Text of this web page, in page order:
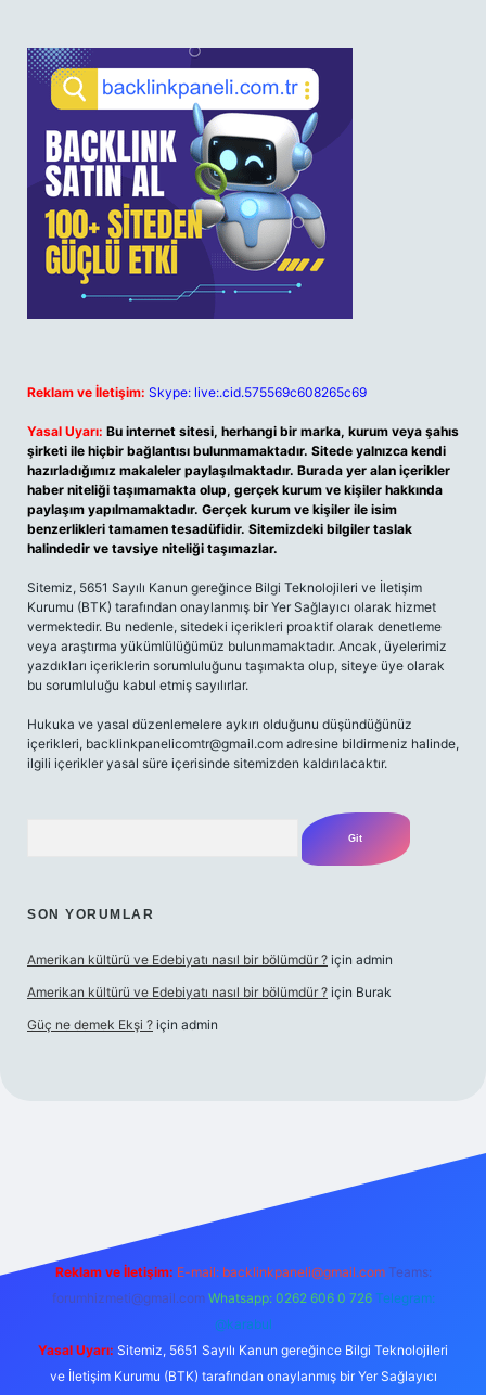
Reklam ve İletişim: Skype: live:.cid.575569c608265c69
Yasal Uyarı: Bu internet sitesi, herhangi bir marka, kurum veya şahıs
şirketi ile hiçbir bağlantısı bulunmamaktadır. Sitede yalnızca kendi
hazırladığımız makaleler paylaşılmaktadır. Burada yer alan içerikler
haber niteliği taşımamakta olup, gerçek kurum ve kişiler hakkında
paylaşım yapılmamaktadır. Gerçek kurum ve kişiler ile isim
benzerlikleri tamamen tesadüfidir. Sitemizdeki bilgiler taslak
halindedir ve tavsiye niteliği taşımazlar.
Sitemiz, 5651 Sayılı Kanun gereğince Bilgi Teknolojileri ve İletişim
Kurumu (BTK) tarafından onaylanmış bir Yer Sağlayıcı olarak hizmet
vermektedir. Bu nedenle, sitedeki içerikleri proaktif olarak denetleme
veya araştırma yükümlülüğümüz bulunmamaktadır. Ancak, üyelerimiz
yazdıkları içeriklerin sorumluluğunu taşımakta olup, siteye üye olarak
bu sorumluluğu kabul etmiş sayılırlar.
Hukuka ve yasal düzenlemelere aykırı olduğunu düşündüğünüz
içerikleri, backlinkpanelicomtr@gmail.com adresine bildirmeniz halinde,
ilgili içerikler yasal süre içerisinde sitemizden kaldırılacaktır.
SON YORUMLAR
Amerikan kültürü ve Edebiyatı nasıl bir bölümdür ? için admin
Amerikan kültürü ve Edebiyatı nasıl bir bölümdür ? için Burak
Güç ne demek Ekşi ? için admin
Reklam ve İletişim: E-mail: backlinkpaneli@gmail.com Teams:
forumhizmeti@gmail.com Whatsapp: 0262 606 0 726 Telegram:
@karabul
Yasal Uyarı: Sitemiz, 5651 Sayılı Kanun gereğince Bilgi Teknolojileri
ve İletişim Kurumu (BTK) tarafından onaylanmış bir Yer Sağlayıcı